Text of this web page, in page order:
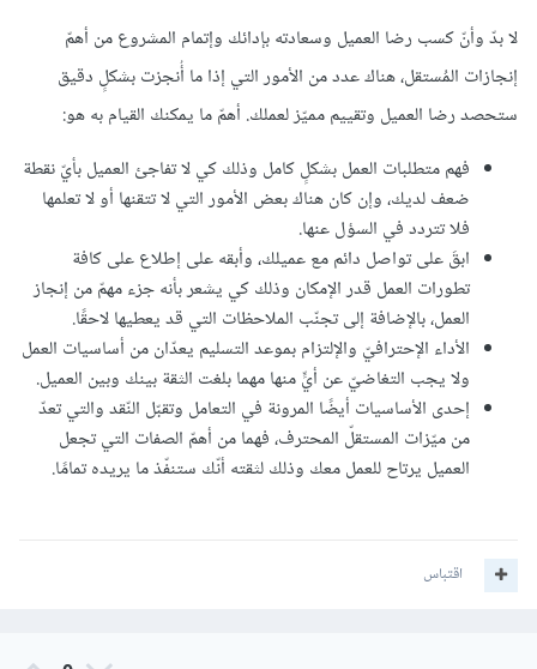
لا بدّ وأنّ كسب رضا العميل وسعادته بإدائك وإتمام المشروع من أهمّ
إنجازات المُستقل، هناك عدد من الأمور التي إذا ما أُنجزت بشكلٍ دقيق
ستحصد رضا العميل وتقييم مميّز لعملك. أهمّ ما يمكنك القيام به هو:
فهم متطلبات العمل بشكلٍ كامل وذلك كي لا تفاجئ العميل بأيّ نقطة
ضعف لديك، وإن كان هناك بعض الأمور التي لا تتقنها أو لا تعلمها
فلا تتردد في السؤل عنها.
ابقَ على تواصل دائم مع عميلك، وأبقه على إطلاع على كافة
تطورات العمل قدر الإمكان وذلك كي يشعر بأنه جزء مهمّ من إنجاز
العمل، بالإضافة إلى تجنّب الملاحظات التي قد يعطيها لاحقًا.
الأداء الإحترافيّ والإلتزام بموعد التسليم يعدّان من أساسيات العمل
ولا يجب التغاضيّ عن أيٍّ منها مهما بلغت الثقة بينك وبين العميل.
إحدى الأساسيات أيضًا المرونة في التعامل وتقبّل النّقد والتي تعدّ
من ميّزات المستقلّ المحترف، فهما من أهمّ الصفات التي تجعل
العميل يرتاح للعمل معك وذلك لثقته أنّك ستنفّذ ما يريده تمامًا.
اقتباس